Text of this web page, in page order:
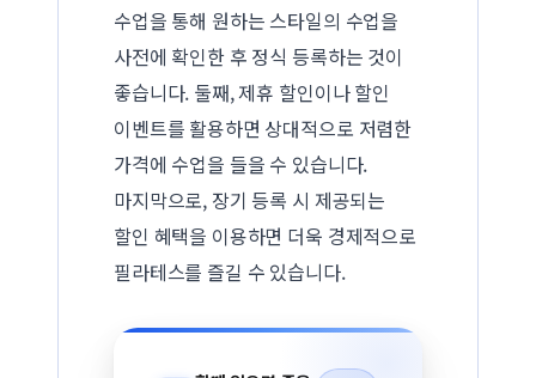
수업을 통해 원하는 스타일의 수업을
사전에 확인한 후 정식 등록하는 것이
좋습니다. 둘째, 제휴 할인이나 할인
이벤트를 활용하면 상대적으로 저렴한
가격에 수업을 들을 수 있습니다.
마지막으로, 장기 등록 시 제공되는
할인 혜택을 이용하면 더욱 경제적으로
필라테스를 즐길 수 있습니다.